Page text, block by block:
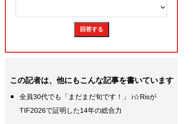
この記者は、他にもこんな記事を書いています
全員30代でも「まだまだ旬です！」 i☆Risが
TIF2026で証明した14年の総合力